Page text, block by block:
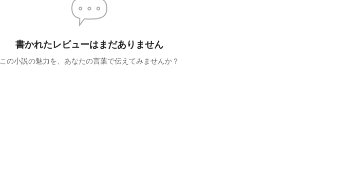
書かれたレビューはまだありません
この小説の魅力を、あなたの言葉で伝えてみませんか？